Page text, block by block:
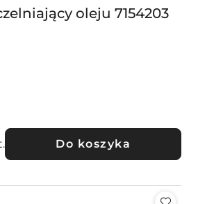
oleju 7154203
Do koszyka